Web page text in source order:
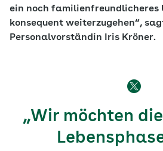
ein noch familienfreundlicheres
konsequent weiterzugehen“,
Personalvorständin Iris Kröner.
„Wir möchten